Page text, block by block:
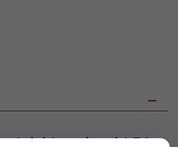
malarski 36